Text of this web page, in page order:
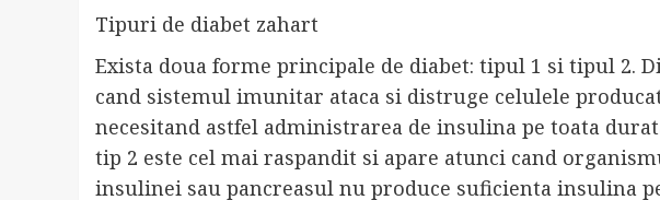
Tipuri de diabet zahart
Exista doua forme principale de diabet: tipul 1 si tipul 2.
cand sistemul imunitar ataca si distruge celulele
necesitand astfel administrarea de insulina pe toata
tip 2 este cel mai raspandit si apare atunci cand
insulinei sau pancreasul nu produce suficienta insulina